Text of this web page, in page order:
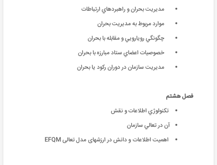
مديريت بحران و راهبردهاي ارتباطات
موارد مربوط به مديريت بحران
چگونگي رويارويي و مقابله با بحران
خصوصيات اعضاي ستاد مبارزه با بحران
مدیریت سازمان در دوران رکود یا بحران
فصل هشتم
تکنولوژي اطلاعات و نقش
آن در تعالي سازمان